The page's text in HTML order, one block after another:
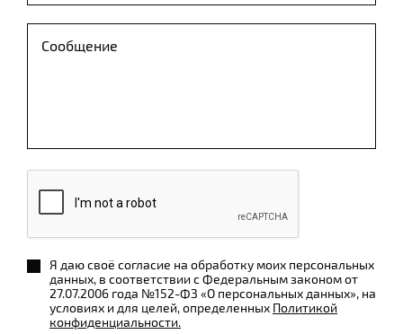
Я даю своё согласие на обработку моих персональных
данных, в соответствии с Федеральным законом от
27.07.2006 года №152-ФЗ «О персональных данных», на
условиях и для целей, определенных Политикой
конфиденциальности.